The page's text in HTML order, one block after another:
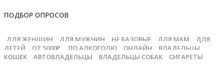
ПОДБОР ОПРОСОВ
ДЛЯ ЖЕНЩИН ДЛЯ МУЖЧИН НЕ БАЗОВЫЕ ДЛЯ МАМ
ДЛЯ
ДЕТЕЙ
ОТ 5000Р. ПО АЛКОГОЛЮ ОНЛАЙН
ВЛАДЕЛЬЦЫ
КОШЕК
АВТОВЛАДЕЛЬЦЫ ВЛАДЕЛЬЦЫ СОБАК СИГАРЕТЫ